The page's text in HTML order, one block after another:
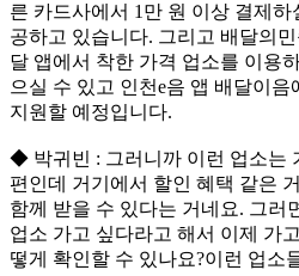
른 카드사에서 1만 원 이상 결제하
공하고 있습니다. 그리고 배달의
달 앱에서 착한 가격 업소를 이용
으실 수 있고 인천e음 앱 배달이
지원할 예정입니다.
◆ 박귀빈 : 그러니까 이런 업소는
편인데 거기에서 할인 혜택 같은
함께 받을 수 있다는 거네요. 그러
업소 가고 싶다라고 해서 이제 가
떻게 확인할 수 있나요?이런 업소